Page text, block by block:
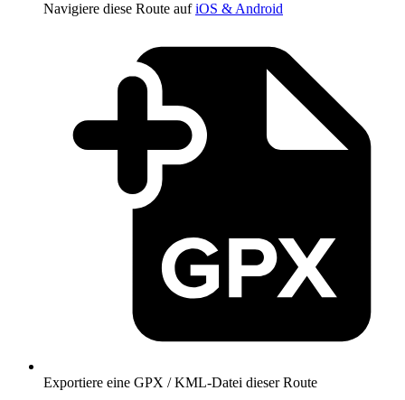
Navigiere diese Route aufiOS & Android
Exportiere eine GPX / KML-Datei dieser Route